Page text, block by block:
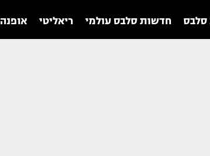
סלבס חדשות סלבס עולמי ריאליטי אופנה TMF